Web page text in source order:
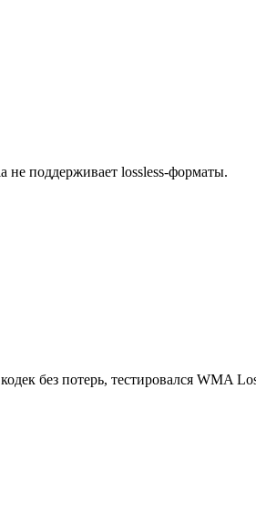
не поддерживает lossless-форматы.
без потерь, тестировался WMA